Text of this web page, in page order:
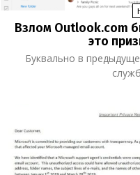
Взлом Outlook.com
это
Буквально в